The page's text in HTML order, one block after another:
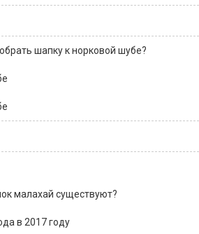
шапку к норковой шубе?
малахай существуют?
в 2017 году